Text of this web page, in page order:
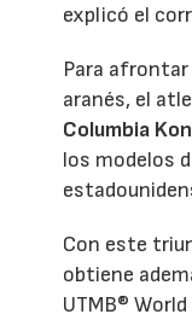
explicó el
Para
aranés, el
Columbia
los modelos
Con este
obtiene
UTMB®